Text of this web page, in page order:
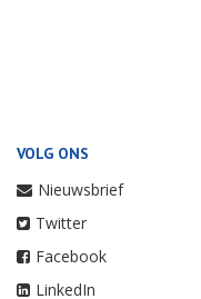
VOLG ONS
Nieuwsbrief
Twitter
Facebook
LinkedIn